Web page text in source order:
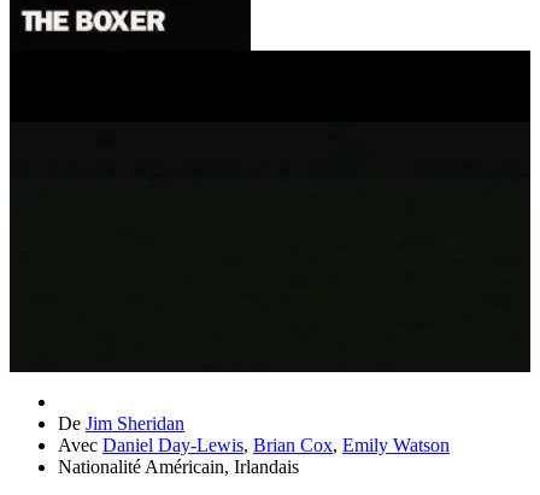
De Jim Sheridan
Avec Daniel Day-Lewis, Brian Cox, Emily Watson
Nationalité Américain, Irlandais